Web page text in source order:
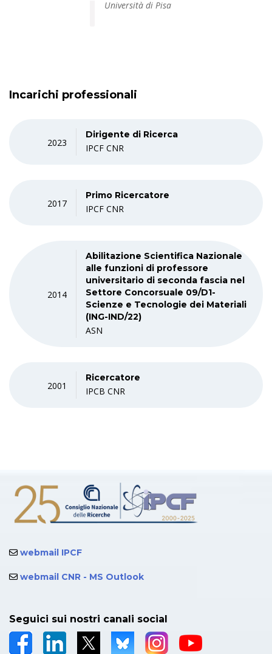
Università di Pisa
Incarichi professionali
2023
Dirigente di Ricerca
IPCF CNR
2017
Primo Ricercatore
IPCF CNR
2014
Abilitazione Scientifica Nazionale
alle funzioni di professore
universitario di seconda fascia nel
Settore Concorsuale 09/D1-
Scienze e Tecnologie dei Materiali
(ING-IND/22)
ASN
2001
Ricercatore
IPCB CNR
webmail IPCF
webmail CNR - MS Outlook
Seguici sui nostri canali social